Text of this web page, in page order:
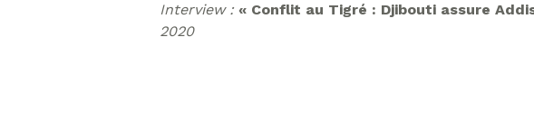
Interview : « Conflit au Tigré : Djibouti assure
2020